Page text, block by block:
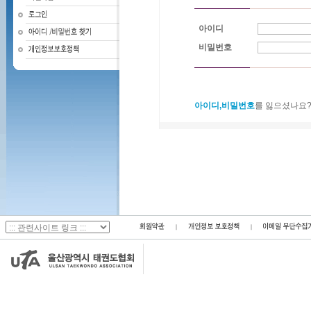
아이디
비밀번호
아이디,비밀번호를 잃으셨나요?